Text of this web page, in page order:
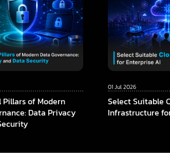
Pillars of Modern
Data Privacy
01 Jul 2026
Select Suitable
Infrastructure